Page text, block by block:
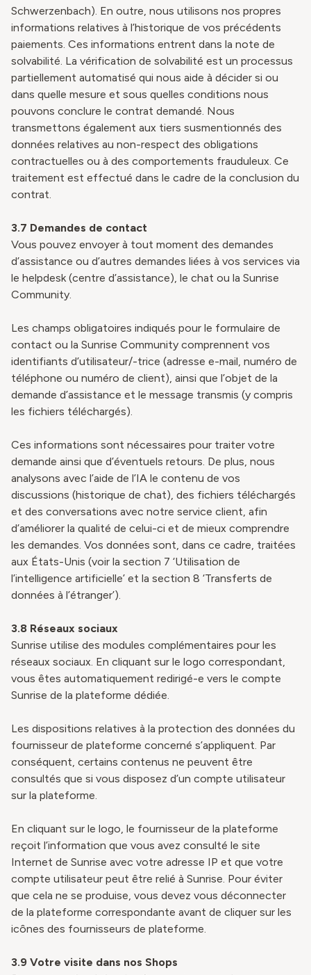
Schwerzenbach). En outre, nous utilisons nos propres
informations relatives à l’historique de vos précédents
paiements. Ces informations entrent dans la note de
solvabilité. La vérification de solvabilité est un processus
partiellement automatisé qui nous aide à décider si ou
dans quelle mesure et sous quelles conditions nous
pouvons conclure le contrat demandé. Nous
transmettons également aux tiers susmentionnés des
données relatives au non-respect des obligations
contractuelles ou à des comportements frauduleux. Ce
traitement est effectué dans le cadre de la conclusion du
contrat.
3.7 Demandes de contact
Vous pouvez envoyer à tout moment des demandes
d’assistance ou d’autres demandes liées à vos services via
le helpdesk (centre d’assistance), le chat ou la Sunrise
Community.
Les champs obligatoires indiqués pour le formulaire de
contact ou la Sunrise Community comprennent vos
identifiants d’utilisateur/-trice (adresse e-mail, numéro de
téléphone ou numéro de client), ainsi que l’objet de la
demande d’assistance et le message transmis (y compris
les fichiers téléchargés).
Ces informations sont nécessaires pour traiter votre
demande ainsi que d’éventuels retours. De plus, nous
analysons avec l’aide de l’IA le contenu de vos
discussions (historique de chat), des fichiers téléchargés
et des conversations avec notre service client, afin
d’améliorer la qualité de celui-ci et de mieux comprendre
les demandes. Vos données sont, dans ce cadre, traitées
aux États-Unis (voir la section 7 ‘Utilisation de
l’intelligence artificielle’ et la section 8 ‘Transferts de
données à l’étranger’).
3.8 Réseaux sociaux
Sunrise utilise des modules complémentaires pour les
réseaux sociaux. En cliquant sur le logo correspondant,
vous êtes automatiquement redirigé-e vers le compte
Sunrise de la plateforme dédiée.
Les dispositions relatives à la protection des données du
fournisseur de plateforme concerné s’appliquent. Par
conséquent, certains contenus ne peuvent être
consultés que si vous disposez d’un compte utilisateur
sur la plateforme.
En cliquant sur le logo, le fournisseur de la plateforme
reçoit l’information que vous avez consulté le site
Internet de Sunrise avec votre adresse IP et que votre
compte utilisateur peut être relié à Sunrise. Pour éviter
que cela ne se produise, vous devez vous déconnecter
de la plateforme correspondante avant de cliquer sur les
icônes des fournisseurs de plateforme.
3.9 Votre visite dans nos Shops